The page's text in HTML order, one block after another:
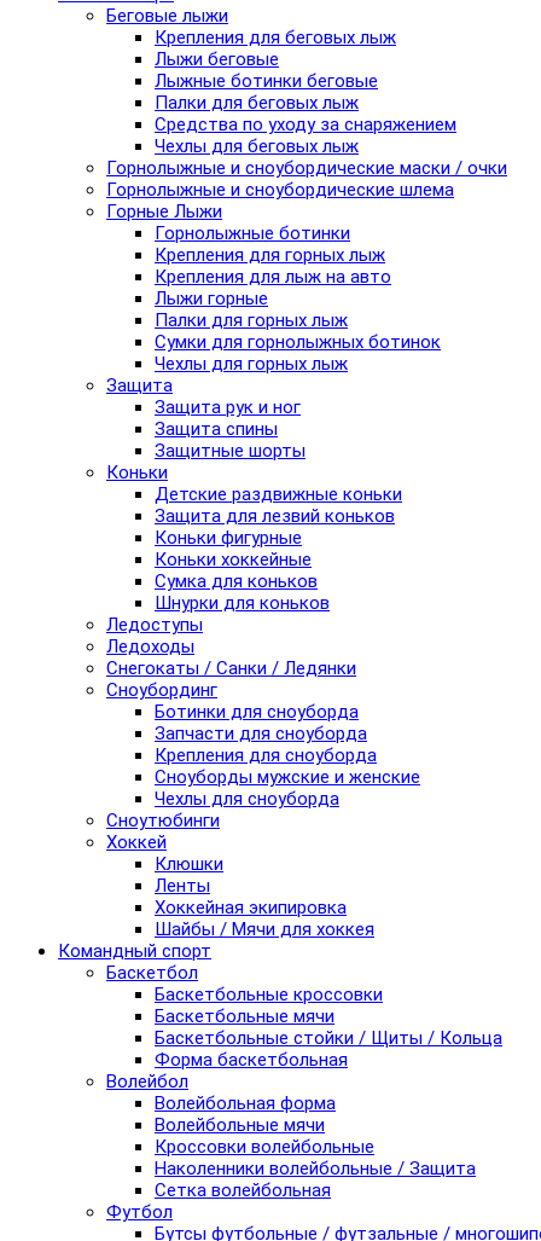
Беговые лыжи
Крепления для беговых лыж
Лыжи беговые
Лыжные ботинки беговые
Палки для беговых лыж
Средства по уходу за снаряжением
Чехлы для беговых лыж
Горнолыжные и сноубордические маски / очки
Горнолыжные и сноубордические шлема
Горные Лыжи
Горнолыжные ботинки
Крепления для горных лыж
Крепления для лыж на авто
Лыжи горные
Палки для горных лыж
Сумки для горнолыжных ботинок
Чехлы для горных лыж
Защита
Защита рук и ног
Защита спины
Защитные шорты
Коньки
Детские раздвижные коньки
Защита для лезвий коньков
Коньки фигурные
Коньки хоккейные
Сумка для коньков
Шнурки для коньков
Ледоступы
Ледоходы
Снегокаты / Санки / Ледянки
Сноубординг
Ботинки для сноуборда
Запчасти для сноуборда
Крепления для сноуборда
Сноуборды мужские и женские
Чехлы для сноуборда
Сноутюбинги
Хоккей
Клюшки
Ленты
Хоккейная экипировка
Шайбы / Мячи для хоккея
Командный спорт
Баскетбол
Баскетбольные кроссовки
Баскетбольные мячи
Баскетбольные стойки / Щиты / Кольца
Форма баскетбольная
Волейбол
Волейбольная форма
Волейбольные мячи
Кроссовки волейбольные
Наколенники волейбольные / Защита
Сетка волейбольная
Футбол
Бутсы футбольные / футзальные /